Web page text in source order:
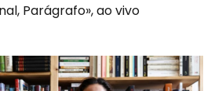
Parágrafo», ao vivo